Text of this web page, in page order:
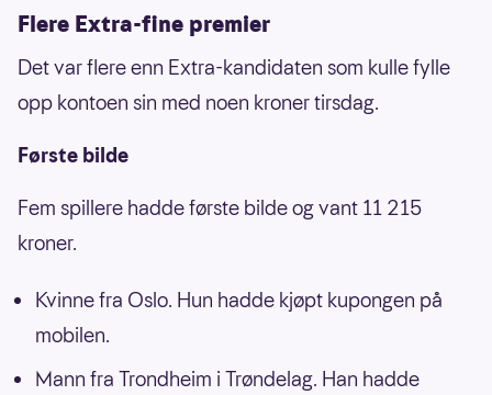
Flere Extra-fine premier
Det var flere enn Extra-kandidaten som kulle fylle
opp kontoen sin med noen kroner tirsdag.
Første bilde
Fem spillere hadde første bilde og vant 11 215
kroner.
Kvinne fra Oslo. Hun hadde kjøpt kupongen på
mobilen.
Mann fra Trondheim i Trøndelag. Han hadde